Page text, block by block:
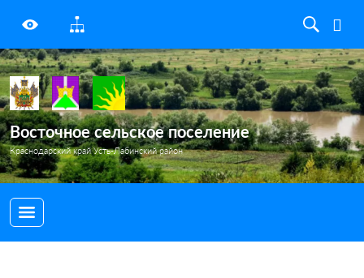
Восточное сельское поселение
Краснодарский край Усть-Лабинский район